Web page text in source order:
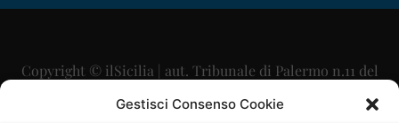
Gestisci Consenso Cookie
Copyright © ilSicilia | aut. Tribunale di Palermo n.11 del
29/09/2015